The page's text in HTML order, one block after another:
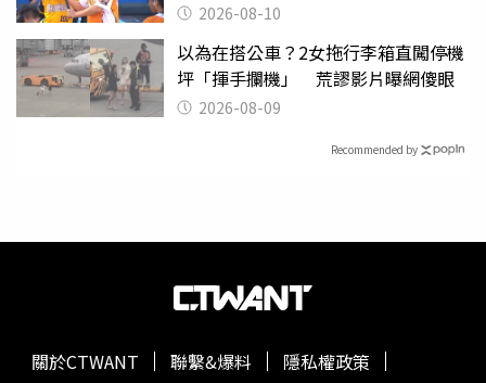
2026-08-10
以為在搭公車？2女拖行李箱直闖停機
坪「揮手攔機」 荒謬影片曝網傻眼
2026-08-09
Recommended by
關於CTWANT 聯繫&爆料
隱私權政策